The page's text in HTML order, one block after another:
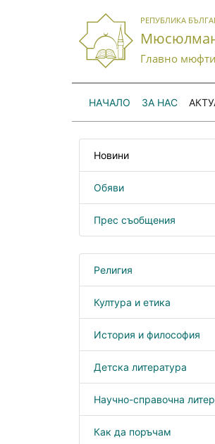
РЕПУБЛИКА
Главно
НАЧАЛО ЗА НАС
Новини
Обяви
Прес съобщения
Религия
Култура и етика
История и философия
Детска литература
Научно-справочна
Как да поръчам